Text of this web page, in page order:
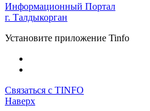
Информационный Портал
г. Талдыкорган
Установите приложение Tinfo
Связаться с TINFO
Наверх